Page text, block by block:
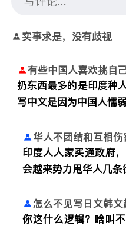
实事求是，没有歧视
有些中国人喜欢挑自
扔东西最多的是印度种
写中文是因为中国人懦
华人不团结和互相伤
印度人人家买通政府
会越来势力甩华人几条
怎么不见写日文韩文
你这什么逻辑？啥叫